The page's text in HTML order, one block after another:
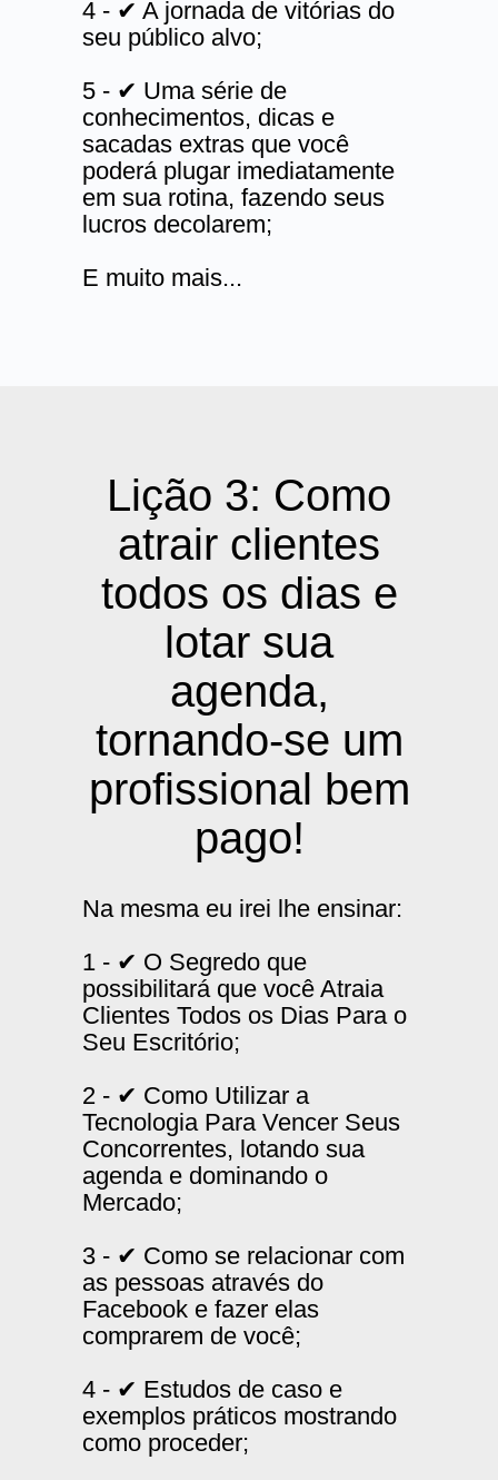
4 - ✔ A jornada de vitórias do
seu público alvo;
5 - ✔ Uma série de
conhecimentos, dicas e
sacadas extras que você
poderá plugar imediatamente
em sua rotina, fazendo seus
lucros decolarem;
E muito mais...
Lição 3: Como
atrair clientes
todos os dias e
lotar sua
agenda,
tornando-se um
profissional bem
pago!
Na mesma eu irei lhe ensinar:
1 - ✔ O Segredo que
possibilitará que você Atraia
Clientes Todos os Dias Para o
Seu Escritório;
2 - ✔ Como Utilizar a
Tecnologia Para Vencer Seus
Concorrentes, lotando sua
agenda e dominando o
Mercado;
3 - ✔ Como se relacionar com
as pessoas através do
Facebook e fazer elas
comprarem de você;
4 - ✔ Estudos de caso e
exemplos práticos mostrando
como proceder;